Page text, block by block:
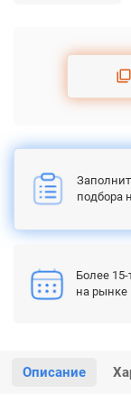
подбора
Более 15-
на рынке
Описание